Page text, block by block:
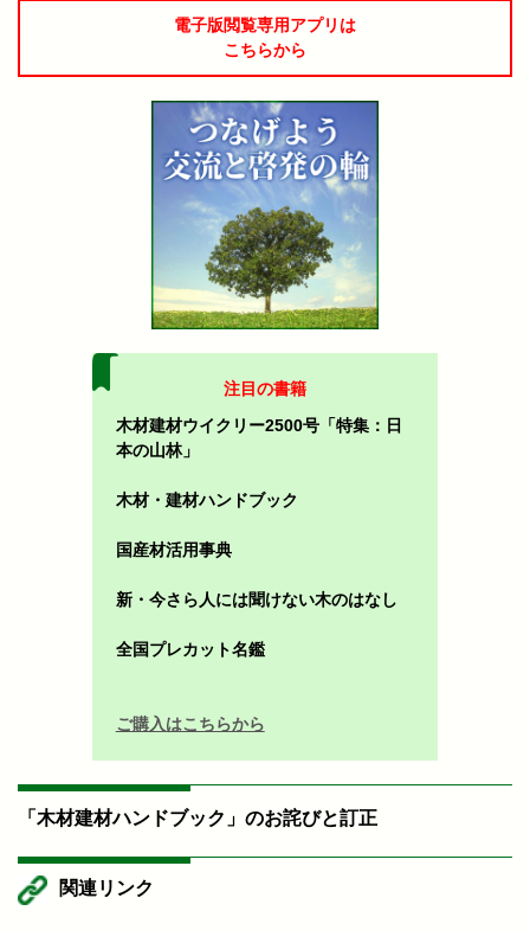
電子版閲覧専用アプリは
こちらから
注目の書籍
木材建材ウイクリー2500号「特集：日
本の山林」
木材・建材ハンドブック
国産材活用事典
新・今さら人には聞けない木のはなし
全国プレカット名鑑
ご購入はこちらから
「木材建材ハンドブック」のお詫びと訂正
関連リンク